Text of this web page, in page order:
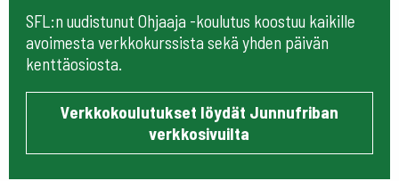
SFL:n uudistunut Ohjaaja -koulutus koostuu kaikille
avoimesta verkkokurssista sekä yhden päivän
kenttäosiosta.
Verkkokoulutukset löydät Junnufriban
verkkosivuilta